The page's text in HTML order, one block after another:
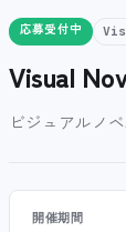
応募受付中
Visual
ビジュアルノ
開催期間